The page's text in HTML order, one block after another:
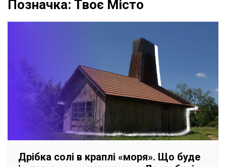
Позначка: Твоє Місто
Дрібка солі в краплі «моря». Що буде